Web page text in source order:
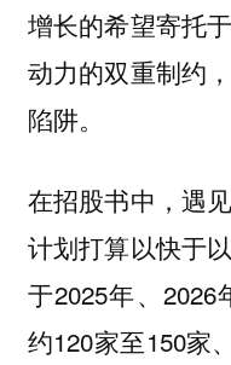
增长的希望寄托
动力的双重制约
陷阱。
在招股书中，遇
计划打算以快于
于2025年、2026
约120家至150家